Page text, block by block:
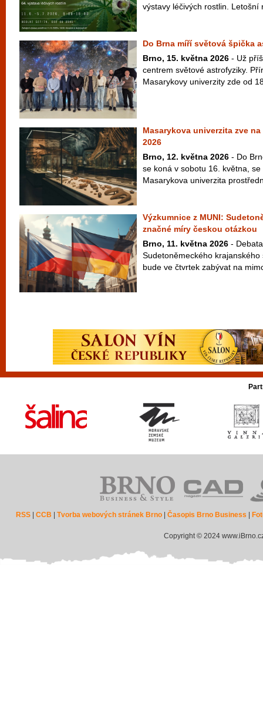
výstavy léčivých rostlin. Letošní
Do Brna míří světová špička
Brno, 15. května 2026 - Už
centrem světové astrofyziky.
Masarykovy univerzity zde od
Masarykova univerzita zve
2026
Brno, 12. května 2026 - Do
se koná v sobotu 16. května,
Masarykova univerzita
Výzkumnice z MUNI:
značné míry českou otázkou
Brno, 11. května 2026 -
Sudetoněmeckého
bude ve čtvrtek zabývat na
RSS |CCB |Tvorba webových stránek Brno |Časopis Brno Business
Copyright © 2024